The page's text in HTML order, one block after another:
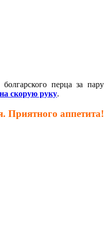
перца за пару
скорую руку.
Приятного аппетита!